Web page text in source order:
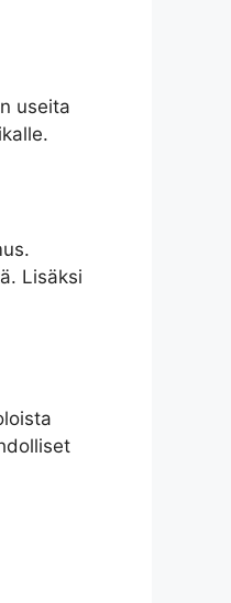
useita
Lisäksi